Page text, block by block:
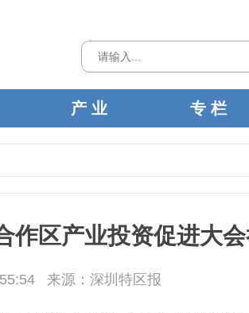
产 业 专 栏
作区产业投资促进大
来源：深圳特区报